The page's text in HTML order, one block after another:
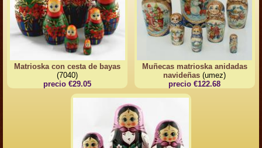
Matrioska con cesta de bayas
(7040)
precio €29.05
Muñecas matrioska anidadas
navideñas (umez)
precio €122.68